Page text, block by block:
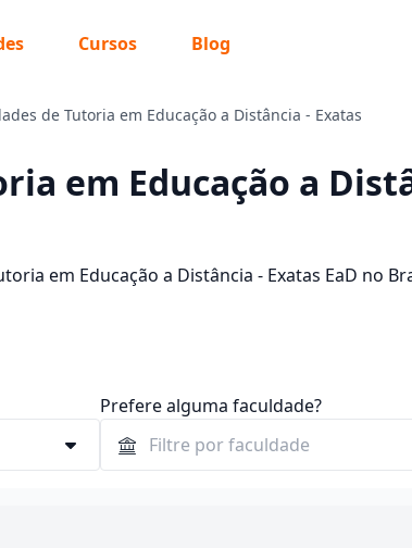
Cursos Blog
de Tutoria em Educação a Distância - Exatas
em Educação a
em Educação a Distância - Exatas EaD no
Prefere alguma faculdade?